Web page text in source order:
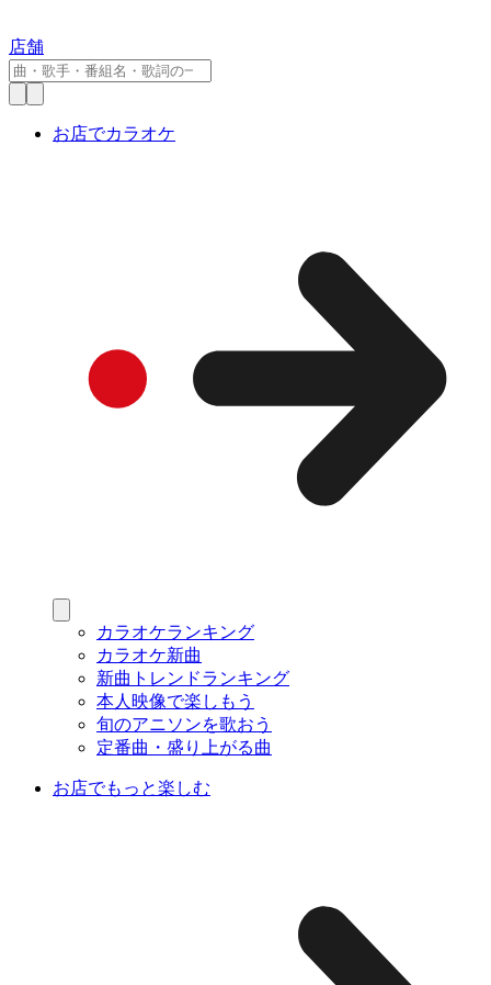
店舗
お店でカラオケ
カラオケランキング
カラオケ新曲
新曲トレンドランキング
本人映像で楽しもう
旬のアニソンを歌おう
定番曲・盛り上がる曲
お店でもっと楽しむ